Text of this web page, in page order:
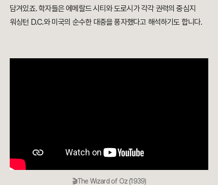
담겨있죠. 학자들은 에메랄드 시티와 도로시가 각각 권력의 중심지
워싱턴 D.C.와 미국의 순수한 대중을 풍자했다고 해석하기도 합니다.
🎬The Wizard of Oz (1939)